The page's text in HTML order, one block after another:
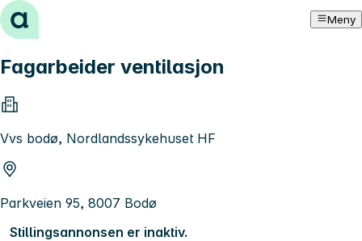
Hopp til innhold Meny
Fagarbeider ventilasjon
Vvs bodø, Nordlandssykehuset HF
Parkveien 95, 8007 Bodø
Stillingsannonsen er inaktiv.